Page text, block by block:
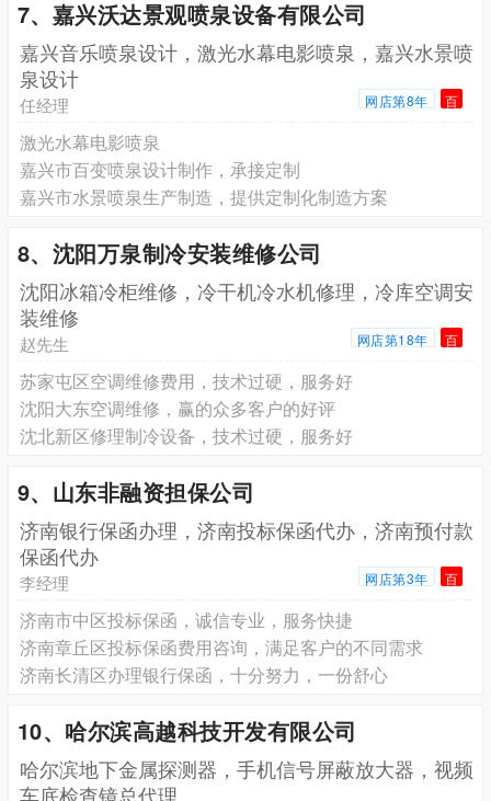
7、嘉兴沃达景观喷泉设备有限公司
嘉兴音乐喷泉设计，激光水幕电影喷泉，嘉兴水景喷
泉设计
任经理 网店第8年 百
激光水幕电影喷泉
嘉兴市百变喷泉设计制作，承接定制
嘉兴市水景喷泉生产制造，提供定制化制造方案
8、沈阳万泉制冷安装维修公司
沈阳冰箱冷柜维修，冷干机冷水机修理，冷库空调安
装维修
赵先生 网店第18年 百
苏家屯区空调维修费用，技术过硬，服务好
沈阳大东空调维修，赢的众多客户的好评
沈北新区修理制冷设备，技术过硬，服务好
9、山东非融资担保公司
济南银行保函办理，济南投标保函代办，济南预付款
保函代办
李经理 网店第3年 百
济南市中区投标保函，诚信专业，服务快捷
济南章丘区投标保函费用咨询，满足客户的不同需求
济南长清区办理银行保函，十分努力，一份舒心
10、哈尔滨高越科技开发有限公司
哈尔滨地下金属探测器，手机信号屏蔽放大器，视频
车底检查镜总代理